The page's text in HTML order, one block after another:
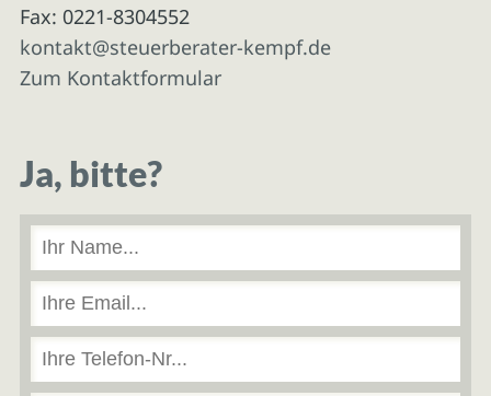
Fax: 0221-8304552
kontakt@steuerberater-kempf.de
Zum Kontaktformular
Ja, bitte?